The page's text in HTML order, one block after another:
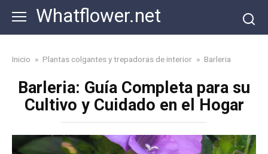
content
Whatflower.net
Inicio » Plantas colgantes y trepadoras de interior » Barleria
Barleria: Guía Completa para su
Cultivo y Cuidado en el Hogar